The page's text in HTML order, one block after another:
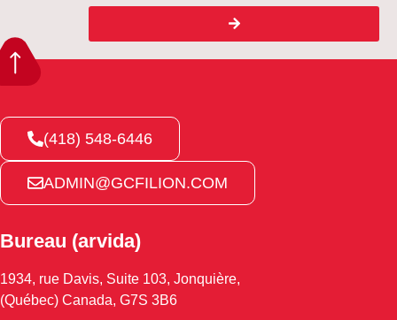
(418) 548-6446
ADMIN@GCFILION.COM
Bureau (arvida)
1934, rue Davis, Suite 103, Jonquière,
(Québec) Canada, G7S 3B6